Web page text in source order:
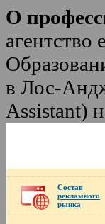
О
в Лос-
Assistant)
Состав
рекламного
рынка